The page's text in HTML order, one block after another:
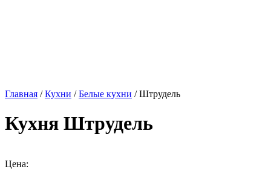
Главная /Кухни /Белые кухни / Штрудель
Кухня Штрудель
Цена: